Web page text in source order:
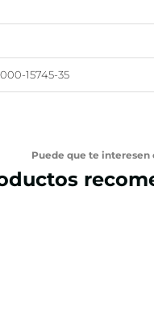
15745-35
Puede que te interesen